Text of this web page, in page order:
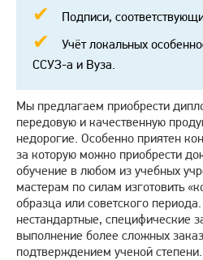
Подписи,
Учёт локальных
ССУЗ-а и Вуза.
Мы предлагаем приобрести
передовую и качественную
недорогие. Особенно приятен
за которую можно приобрести
обучение в любом из учебных
мастерам по силам изготовить
образца или советского
нестандартные, специфические
выполнение более сложных
подтверждением ученой степени.